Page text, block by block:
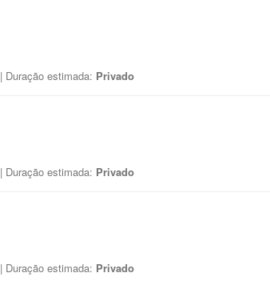
| Duração estimada: Privado
| Duração estimada: Privado
| Duração estimada: Privado